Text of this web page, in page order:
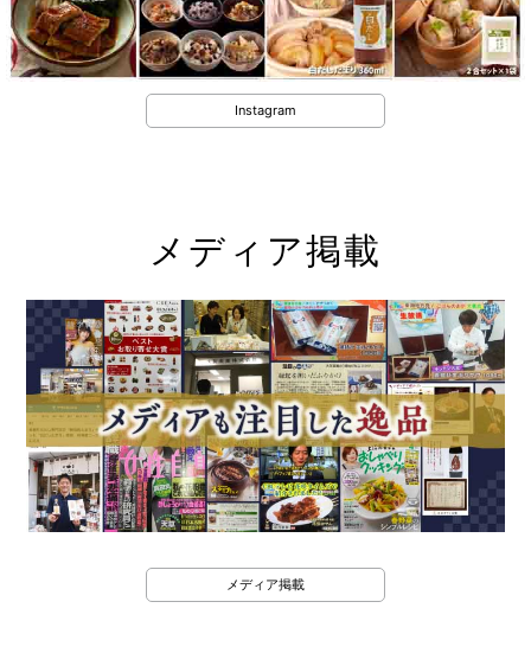
Instagram
メディア掲載
メディア掲載